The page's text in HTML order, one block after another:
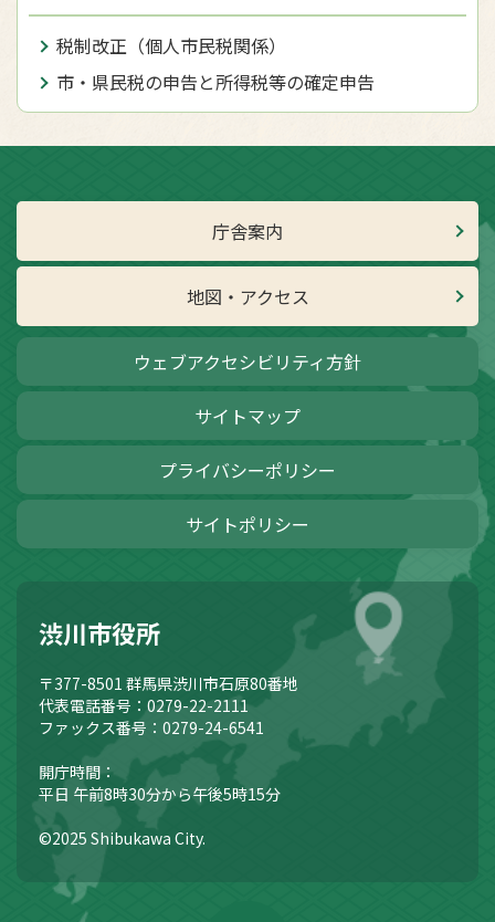
税制改正（個人市民税関係）
市・県民税の申告と所得税等の確定申告
庁舎案内
地図・アクセス
ウェブアクセシビリティ方針
サイトマップ
プライバシーポリシー
サイトポリシー
渋川市役所
〒377-8501 群馬県渋川市石原80番地
代表電話番号：0279-22-2111
ファックス番号：0279-24-6541
開庁時間：
平日 午前8時30分から午後5時15分
©2025 Shibukawa City.